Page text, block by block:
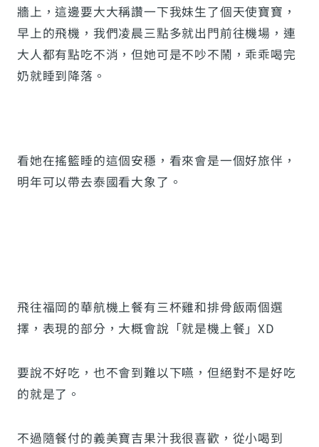
牆上，這邊要大大稱讚一下我妹生了個天使寶寶，
早上的飛機，我們凌晨三點多就出門前往機場，連
大人都有點吃不消，但她可是不吵不鬧，乖乖喝完
奶就睡到降落。
看她在搖籃睡的這個安穩，看來會是一個好旅伴，
明年可以帶去泰國看大象了。
飛往福岡的華航機上餐有三杯雞和排骨飯兩個選
擇，表現的部分，大概會說「就是機上餐」XD
要說不好吃，也不會到難以下嚥，但絕對不是好吃
的就是了。
不過隨餐付的義美寶吉果汁我很喜歡，從小喝到